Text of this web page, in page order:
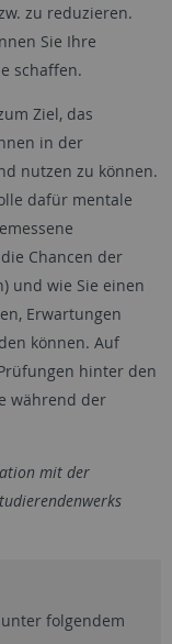
zu reduzieren.
Sie Ihre
schaffen.
Ziel, das
in der
nutzen zu können.
dafür mentale
Chancen der
und wie Sie einen
Erwartungen
können. Auf
hinter den
während der
mit der
folgendem